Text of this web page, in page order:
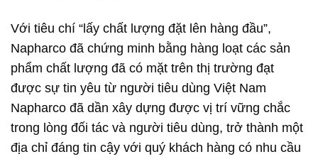
Với tiêu chí “lấy chất lượng đặt lên hàng đầu”,
Napharco đã chứng minh bằng hàng loạt các sản
phẩm chất lượng đã có mặt trên thị trường đạt
được sự tin yêu từ người tiêu dùng Việt Nam
Napharco đã dần xây dựng được vị trí vững chắc
trong lòng đối tác và người tiêu dùng, trở thành một
địa chỉ đáng tin cậy với quý khách hàng có nhu cầu